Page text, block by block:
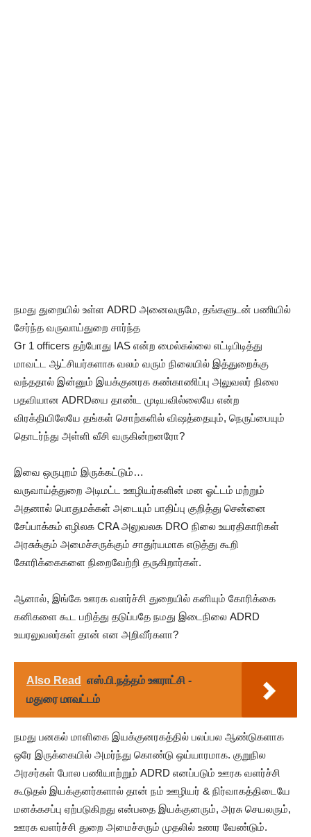
நமது துறையில் உள்ள ADRD அனைவருமே, தங்களுடன் பணியில்
சேர்ந்த வருவாய்துறை சார்ந்த
Gr 1 officers தற்போது IAS என்ற மைல்கல்லை எட்டிபிடித்து
மாவட்ட ஆட்சியர்களாக வலம் வரும் நிலையில் இத்துறைக்கு
வந்ததால் இன்னும் இயக்குனரக கண்காணிப்பு அலுவலர் நிலை
பதவியான ADRDயை தாண்ட முடியவில்லையே என்ற
விரக்தியிலேயே தங்கள் சொற்களில் விஷத்தையும், நெருப்பையும்
தொடர்ந்து அள்ளி வீசி வருகின்றனரோ?
இவை ஒருபுறம் இருக்கட்டும்…
வருவாய்த்துறை அடிமட்ட ஊழியர்களின் மன ஓட்டம் மற்றும்
அதனால் பொதுமக்கள் அடையும் பாதிப்பு குறித்து சென்னை
சேப்பாக்கம் எழிலக CRA அலுவலக DRO நிலை உயரதிகாரிகள்
அரசுக்கும் அமைச்சருக்கும் சாதுர்யமாக எடுத்து கூறி
கோரிக்கைகளை நிறைவேற்றி தருகிறார்கள்.
ஆனால், இங்கே ஊரக வளர்ச்சி துறையில் கனியும் கோரிக்கை
கனிகளை கூட பறித்து தடுப்பதே நமது இடைநிலை ADRD
உயரலுவலர்கள் தான் என அறிவீர்களா?
Also Read
எஸ்.பி.நத்தம் ஊராட்சி -
மதுரை மாவட்டம்
நமது பனகல் மாளிகை இயக்குனரகத்தில் பலப்பல ஆண்டுகளாக
ஒரே இருக்கையில் அமர்ந்து கொண்டு ஒய்யாரமாக. குறுநில
அரசர்கள் போல பணியாற்றும் ADRD எனப்படும் ஊரக வளர்ச்சி
கூடுதல் இயக்குனர்களால் தான் நம் ஊழியர் & நிர்வாகத்திடையே
மனக்கசப்பு ஏற்படுகிறது என்பதை இயக்குனரும், அரசு செயலரும்,
ஊரக வளர்ச்சி துறை அமைச்சரும் முதலில் உணர வேண்டும்.